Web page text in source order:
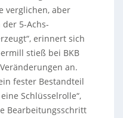
verglichen, aber
5-Achs-
erinnert sich
stieß bei BKB
an.
fester Bestandteil
Schlüsselrolle“,
Bearbeitungsschritt